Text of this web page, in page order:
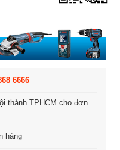
6666
thành TPHCM cho đơn
hàng